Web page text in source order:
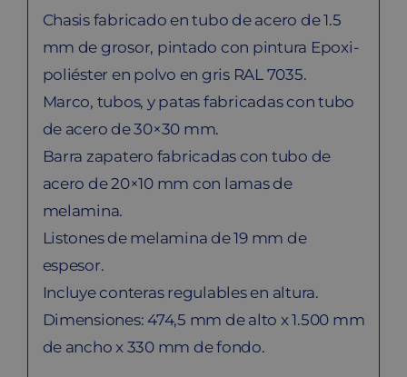
Chasis fabricado en tubo de acero de 1.5
mm de grosor, pintado con pintura Epoxi-
poliéster en polvo en gris RAL 7035.
Marco, tubos, y patas fabricadas con tubo
de acero de 30×30 mm.
Barra zapatero fabricadas con tubo de
acero de 20×10 mm con lamas de
melamina.
Listones de melamina de 19 mm de
espesor.
Incluye conteras regulables en altura.
Dimensiones: 474,5 mm de alto x 1.500 mm
de ancho x 330 mm de fondo.